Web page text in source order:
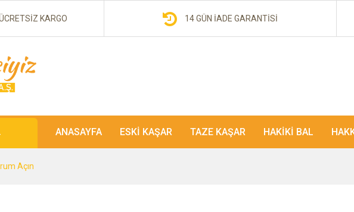
KARGO 14 GÜN İADE GARANTISI
ANASAYFA ESKI KAŞAR TAZE KAŞAR HAKIKI BAL
Açın